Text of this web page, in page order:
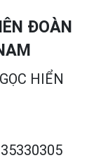
ĐOÀN
HIỂN
35330305